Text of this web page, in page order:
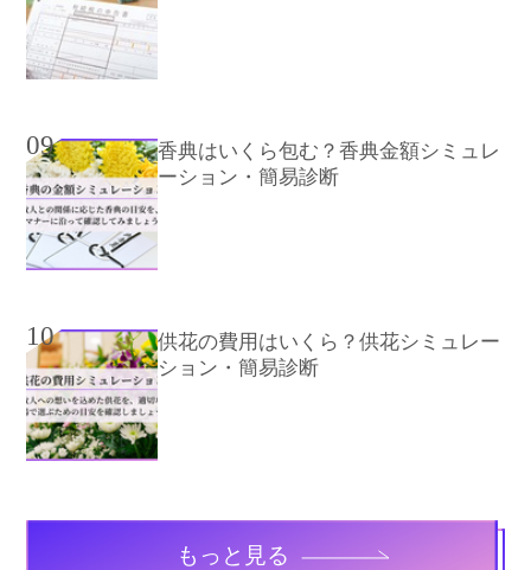
09
香典はいくら包む？香典金額シミュレ
ーション・簡易診断
10
供花の費用はいくら？供花シミュレー
ション・簡易診断
もっと見る